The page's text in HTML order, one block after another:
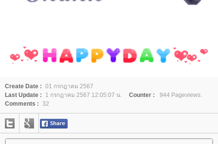
Create Date : 01 กรกฎาคม 2567
Last Update :
1 กรกฎาคม 2567 12:05:07 น. Counter :
944 Pageviews.
Comments : 32